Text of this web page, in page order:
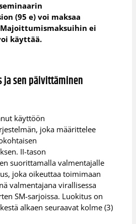
(95 e) voi maksaa
ei
käyttää.
sen päivittäminen
käyttöön
joka määrittelee
II-tason
suorittamalla valmentajalle
joka oikeuttaa toimimaan
valmentajana virallisessa
SM-sarjoissa. Luokitus on
alkaen seuraavat kolme (3)